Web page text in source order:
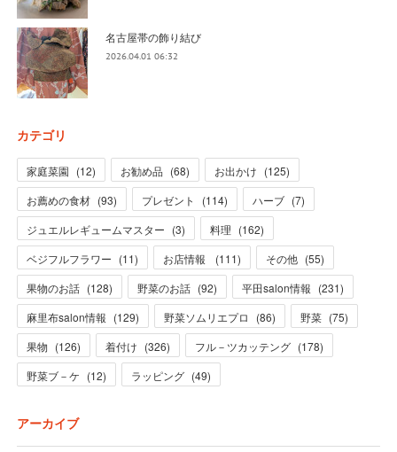
名古屋帯の飾り結び
2026.04.01 06:32
カテゴリ
家庭菜園 (12) お勧め品 (68) お出かけ (125)
お薦めの食材 (93) プレゼント (114) ハーブ (7)
ジュエルレギュームマスター (3) 料理 (162)
ベジフルフラワー (11) お店情報 (111) その他 (55)
果物のお話 (128) 野菜のお話 (92) 平田salon情報 (231)
麻里布salon情報 (129) 野菜ソムリエプロ (86) 野菜 (75)
果物 (126) 着付け (326) フル－ツカッテング (178)
野菜ブ－ケ (12) ラッピング (49)
アーカイブ